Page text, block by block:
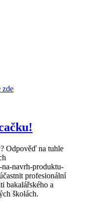
zde
Odpověď na tuhle
na-navrh-produktu-
profesionální
bakalářského a
školách.